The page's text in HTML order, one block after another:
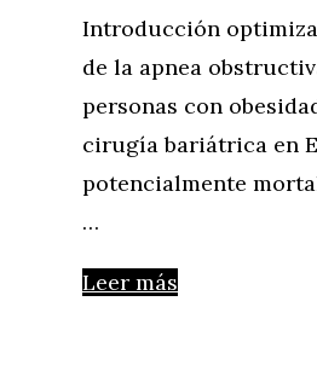
Introducción
de la apnea
personas con
cirugía bariátrica en
potencialmente
…
Leer más